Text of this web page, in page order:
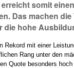
somit
Das machen
die hohe
Rekord mit einer
Rang unter den
Quote besonders